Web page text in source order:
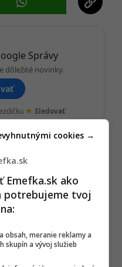
Správy
dôležité novinky.
★ Sledovať
Emefka.sk ako
potrebujeme tvoj
obsah, meranie reklamy a
skupín a vývoj služieb
cookies →